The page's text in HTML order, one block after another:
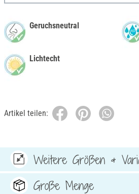
Geruchsneutral
Lichtecht
Artikel teilen:
Weitere Größen &
Große Menge